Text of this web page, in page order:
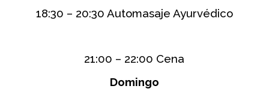
18:30 – 20:30 Automasaje Ayurvédico
21:00 – 22:00 Cena
Domingo